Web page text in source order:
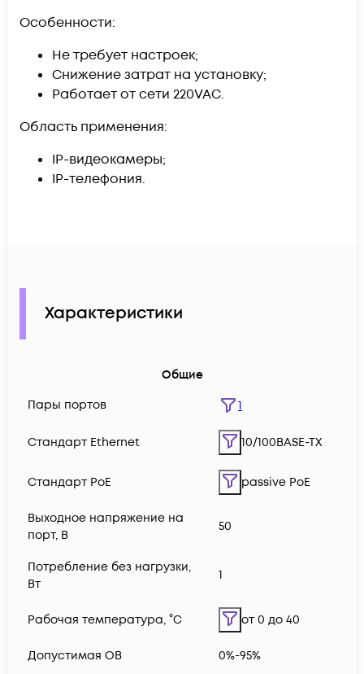
Особенности:
Не требует настроек;
Снижение затрат на установку;
Работает от сети 220VAC.
Область применения:
IP-видеокамеры;
IP-телефония.
Характеристики
Общие
Пары портов
1
Стандарт Ethernet 10/100BASE-TX
Стандарт PoE passive PoE
Выходное напряжение на
порт, В
50
Потребление без нагрузки,
Вт
1
Рабочая температура, °C от 0 до 40
Допустимая ОВ 0%-95%